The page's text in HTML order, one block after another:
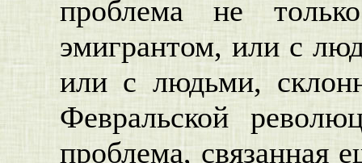
проблема не
эмигрантом, или с
или с людьми,
Февральской
проблема, связанная